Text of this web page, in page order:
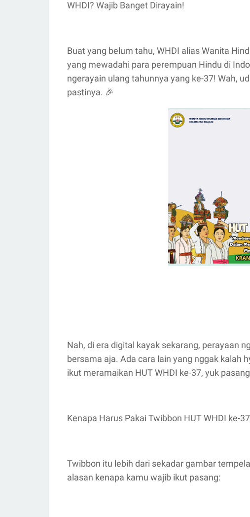
WHDI? Wajib Banget Dirayain!
Buat yang belum tahu, WHDI alias Wanita
yang mewadahi para perempuan Hindu di
ngerayain ulang tahunnya yang ke-37! Wah,
pastinya. 🎉
Nah, di era digital kayak sekarang, perayaan
bersama aja. Ada cara lain yang nggak kalah
ikut meramaikan HUT WHDI ke-37, yuk
Kenapa Harus Pakai Twibbon HUT WHDI ke-
Twibbon itu lebih dari sekadar gambar
alasan kenapa kamu wajib ikut pasang: